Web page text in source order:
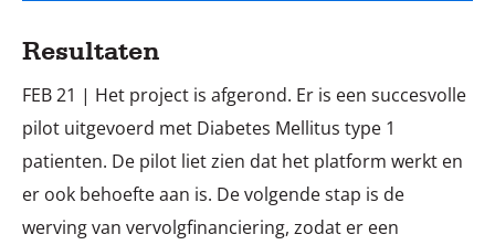
Resultaten
FEB 21 | Het project is afgerond. Er is een succesvolle
pilot uitgevoerd met Diabetes Mellitus type 1
patienten. De pilot liet zien dat het platform werkt en
er ook behoefte aan is. De volgende stap is de
werving van vervolgfinanciering, zodat er een